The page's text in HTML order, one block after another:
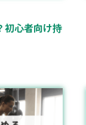
初心者向け持